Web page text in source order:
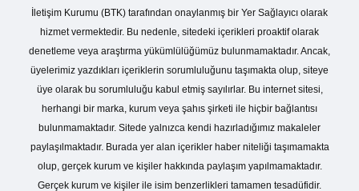
İletişim Kurumu (BTK) tarafından onaylanmış bir Yer Sağlayıcı olarak
hizmet vermektedir. Bu nedenle, sitedeki içerikleri proaktif olarak
denetleme veya araştırma yükümlülüğümüz bulunmamaktadır. Ancak,
üyelerimiz yazdıkları içeriklerin sorumluluğunu taşımakta olup, siteye
üye olarak bu sorumluluğu kabul etmiş sayılırlar. Bu internet sitesi,
herhangi bir marka, kurum veya şahıs şirketi ile hiçbir bağlantısı
bulunmamaktadır. Sitede yalnızca kendi hazırladığımız makaleler
paylaşılmaktadır. Burada yer alan içerikler haber niteliği taşımamakta
olup, gerçek kurum ve kişiler hakkında paylaşım yapılmamaktadır.
Gerçek kurum ve kişiler ile isim benzerlikleri tamamen tesadüfidir.